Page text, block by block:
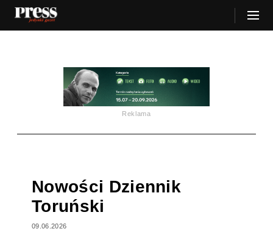
Reklama
Nowości Dziennik
Toruński
09.06.2026